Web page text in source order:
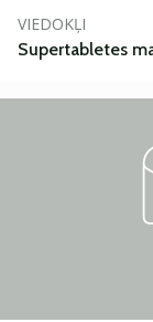
VIEDOKĻI
Supertabletes